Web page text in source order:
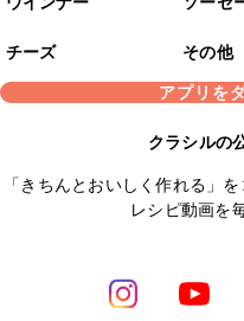
チーズ その他
アプリを
クラシルの
「きちんとおいしく作れる」
レシピ動画を